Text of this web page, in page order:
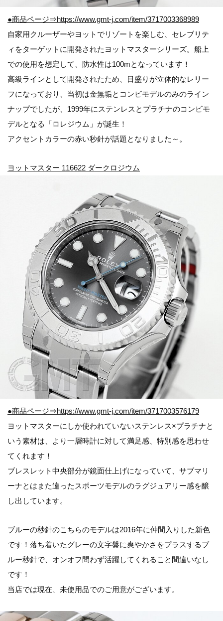
●商品ページ⇒https://www.gmt-j.com/item/3717003368989
自家用クルーザーやヨットでリゾートを楽しむ、セレブリテ
ィをターゲットに開発されたヨットマスターシリーズ。船上
での使用を想定して、防水性は100mとなっています！
高級ラインとして開発されたため、目盛りが立体的なレリー
フになっており、当初は金無垢とコンビモデルのみのライン
ナップでしたが、1999年にステンレスとプラチナのコンビモ
デルとなる「ロレジウム」が誕生！
アクセントカラーの赤い秒針が話題となりました～。
ヨットマスター 116622 ダークロジウム
●商品ページ⇒https://www.gmt-j.com/item/3717003576179
ヨットマスターにしか使われていないステンレス×プラチナと
いう素材は、より一層時計に対して満足感、特別感を思わせ
てくれます！
ブレスレット中央部分が鏡面仕上げになっていて、サブマリ
ーナとはまた違ったスポーツモデルのラグジュアリー感を醸
し出しています。
ブルーの秒針のこちらのモデルは2016年に仲間入りした新色
です！落ち着いたグレーの文字盤に爽やかさをプラスするブ
ルー秒針で、オンオフ問わず活躍してくれること間違いなし
です！
当店では現在、未使用品でのご用意がございます。